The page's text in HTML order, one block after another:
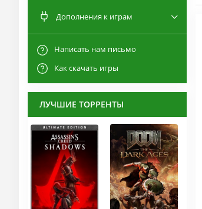
Дополнения к играм
Написать нам письмо
Как скачать игры
ЛУЧШИЕ ТОРРЕНТЫ